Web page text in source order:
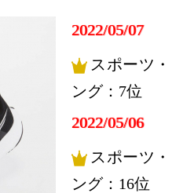
2022/05/07
スポーツ
ング：7位
2022/05/06
スポーツ
ング：16位